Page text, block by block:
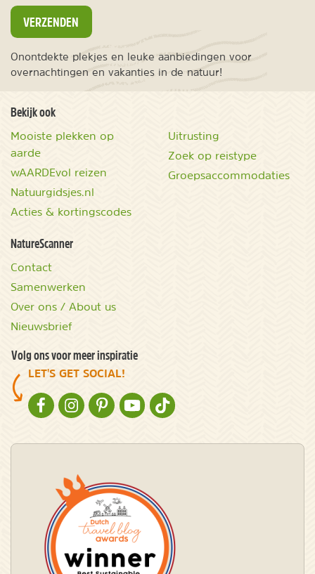
VERZENDEN
Onontdekte plekjes en leuke aanbiedingen voor
overnachtingen en vakanties in de natuur!
Bekijk ook
Mooiste plekken op
aarde
wAARDEvol reizen
Natuurgidsjes.nl
Acties & kortingscodes
Uitrusting
Zoek op reistype
Groepsaccommodaties
NatureScanner
Contact
Samenwerken
Over ons / About us
Nieuwsbrief
Volg ons voor meer inspiratie
LET'S GET SOCIAL!
NATURESCANNER OP FACEBOOK
NATURESCANNER OP INSTAGRAM
NATURESCANNER OP PINTEREST
NATURESCANNER OP YOUTUBE
NATURESCANNER OP TIKTOK